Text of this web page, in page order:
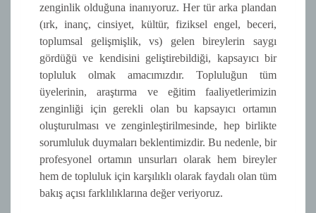
zenginlik olduğuna inanıyoruz. Her tür arka plandan
(ırk, inanç, cinsiyet, kültür, fiziksel engel, beceri,
toplumsal gelişmişlik, vs) gelen bireylerin saygı
gördüğü ve kendisini geliştirebildiği, kapsayıcı bir
topluluk olmak amacımızdır. Topluluğun tüm
üyelerinin, araştırma ve eğitim faaliyetlerimizin
zenginliği için gerekli olan bu kapsayıcı ortamın
oluşturulması ve zenginleştirilmesinde, hep birlikte
sorumluluk duymaları beklentimizdir. Bu nedenle, bir
profesyonel ortamın unsurları olarak hem bireyler
hem de topluluk için karşılıklı olarak faydalı olan tüm
bakış açısı farklılıklarına değer veriyoruz.